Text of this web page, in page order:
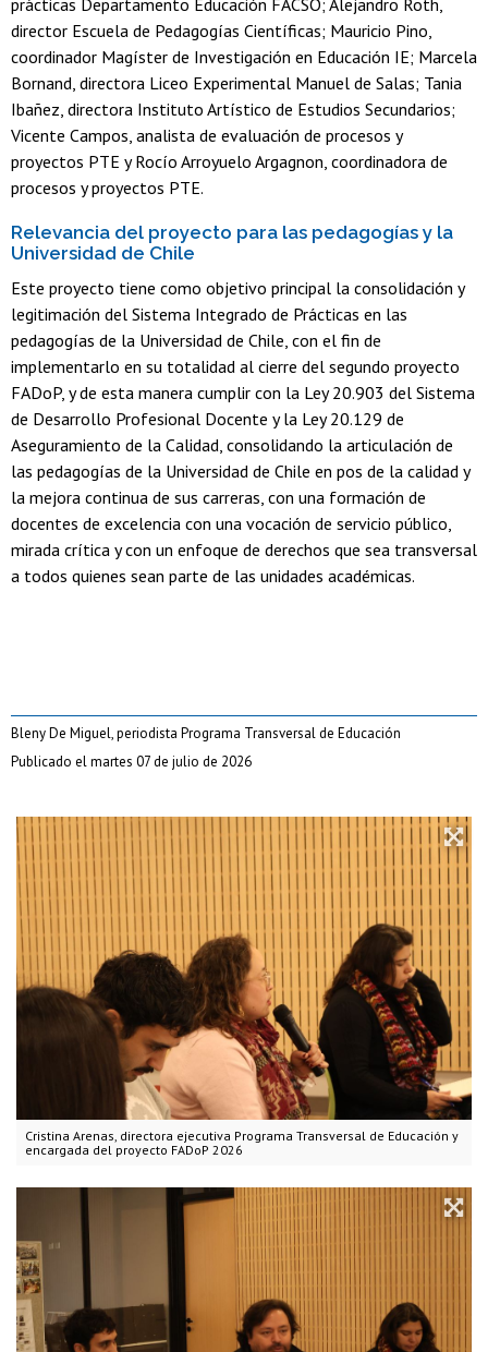
Cristina Arenas, directora ejecutiva Programa Transversal de Educación y
encargada del proyecto FADoP 2026
director Escuela de Pedagogías Científicas; Mauricio Pino,
coordinador Magíster de Investigación en Educación IE; Marcela
Bornand, directora Liceo Experimental Manuel de Salas; Tania
Ibañez, directora Instituto Artístico de Estudios Secundarios;
Vicente Campos, analista de evaluación de procesos y
proyectos PTE y Rocío Arroyuelo Argagnon, coordinadora de
procesos y proyectos PTE.
Relevancia del proyecto para las pedagogías y la
Universidad de Chile
Este proyecto tiene como objetivo principal la consolidación y
legitimación del Sistema Integrado de Prácticas en las
pedagogías de la Universidad de Chile, con el fin de
implementarlo en su totalidad al cierre del segundo proyecto
FADoP, y de esta manera cumplir con la Ley 20.903 del Sistema
de Desarrollo Profesional Docente y la Ley 20.129 de
Aseguramiento de la Calidad, consolidando la articulación de
las pedagogías de la Universidad de Chile en pos de la calidad y
la mejora continua de sus carreras, con una formación de
docentes de excelencia con una vocación de servicio público,
mirada crítica y con un enfoque de derechos que sea transversal
a todos quienes sean parte de las unidades académicas.
Bleny De Miguel, periodista Programa Transversal de Educación
Publicado el martes 07 de julio de 2026